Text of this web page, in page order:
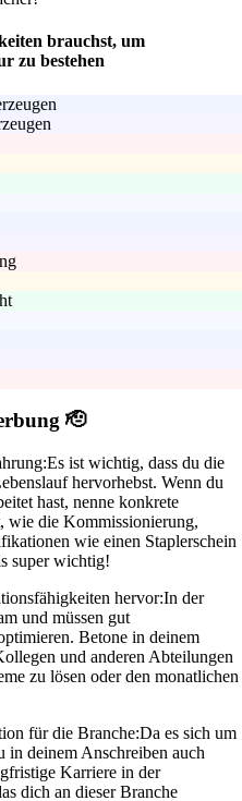
brauchst, um
zu bestehen
🫡
Es ist wichtig, dass du die
hervorhebst. Wenn du
hast, nenne konkrete
wie die Kommissionierung,
wie einen Staplerschein
super wichtig!
hervor:In der
und müssen gut
Betone in deinem
und anderen Abteilungen
zu lösen oder den monatlichen
für die Branche:Da es sich um
in deinem Anschreiben auch
Karriere in der
dich an dieser Branche